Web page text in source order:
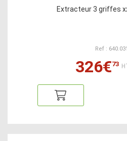
Extracteur 3 griffes
Ref :
326€73